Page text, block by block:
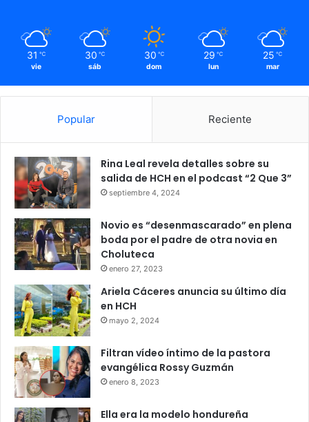
31 ℃
vie
30 ℃
sáb
30 ℃
dom
29 ℃
lun
25 ℃
mar
Popular Reciente
Rina Leal revela detalles sobre su
salida de HCH en el podcast “2 Que 3”
septiembre 4, 2024
Novio es “desenmascarado” en plena
boda por el padre de otra novia en
Choluteca
enero 27, 2023
Ariela Cáceres anuncia su último día
en HCH
mayo 2, 2024
Filtran vídeo íntimo de la pastora
evangélica Rossy Guzmán
enero 8, 2023
Ella era la modelo hondureña